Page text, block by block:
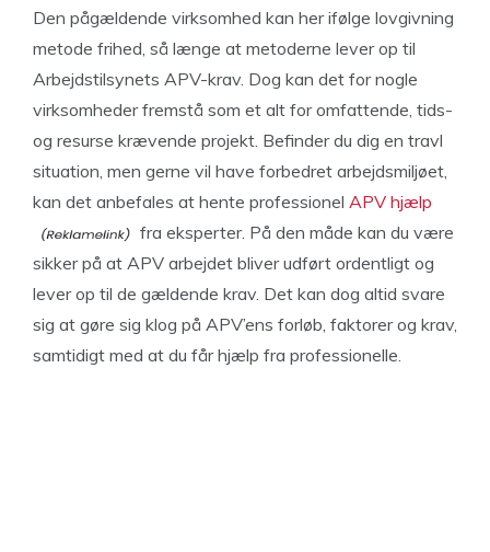
Den pågældende virksomhed kan her ifølge lovgivning
metode frihed, så længe at metoderne lever op til
Arbejdstilsynets APV-krav. Dog kan det for nogle
virksomheder fremstå som et alt for omfattende, tids-
og resurse krævende projekt. Befinder du dig en travl
situation, men gerne vil have forbedret arbejdsmiljøet,
kan det anbefales at hente professionel APV hjælp
fra eksperter. På den måde kan du være
sikker på at APV arbejdet bliver udført ordentligt og
lever op til de gældende krav. Det kan dog altid svare
sig at gøre sig klog på APV’ens forløb, faktorer og krav,
samtidigt med at du får hjælp fra professionelle.